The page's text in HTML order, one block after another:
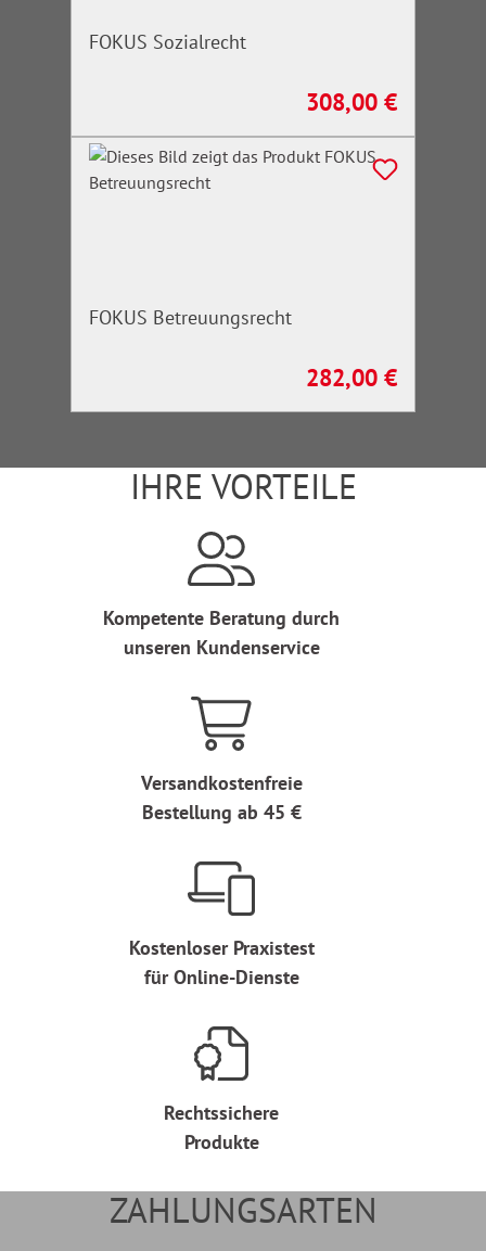
FOKUS Sozialrecht
Regulärer Preis:
308,00 €
FOKUS Betreuungsrecht
Regulärer Preis:
282,00 €
IHRE VORTEILE
Kompetente Beratung durch
unseren Kundenservice
Versandkostenfreie
Bestellung ab 45 €
Kostenloser Praxistest
für Online-Dienste
Rechtssichere
Produkte
ZAHLUNGSARTEN